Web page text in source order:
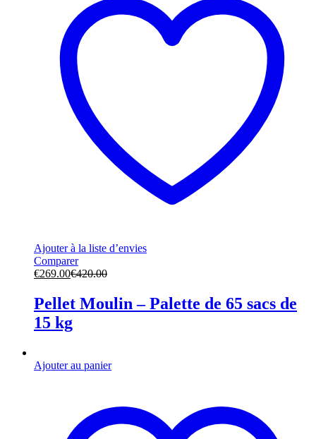
Ajouter à la liste d’envies
Comparer
€269.00€420.00
Pellet Moulin – Palette de 65 sacs de
15 kg
Ajouter au panier